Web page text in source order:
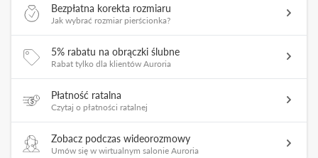
Bezpłatna korekta rozmiaru
Jak wybrać rozmiar pierścionka?
5% rabatu na obrączki ślubne
Rabat tylko dla klientów Auroria
Płatność ratalna
Czytaj o płatności ratalnej
Zobacz podczas wideorozmowy
Umów się w wirtualnym salonie Auroria